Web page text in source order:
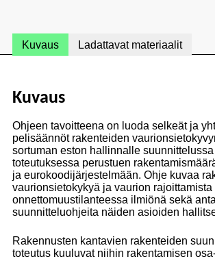
Kuvaus Ladattavat materiaalit
Kuvaus
Ohjeen tavoitteena on luoda selkeät ja
pelisäännöt rakenteiden
sortuman eston hallinnalle suunnittelussa
toteutuksessa perustuen
ja eurokoodijärjestelmään. Ohje kuvaa
vaurionsietokykyä ja vaurion rajoittamista
onnettomuustilanteessa ilmiönä sekä
suunnitteluohjeita näiden asioiden
Rakennusten kantavien rakenteiden
toteutus kuuluvat niihin rakentamisen